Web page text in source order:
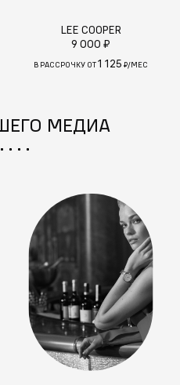
LEE COOPER
9 000 ₽
В РАССРОЧКУ ОТ1 125 ₽/МЕС
МЕДИА